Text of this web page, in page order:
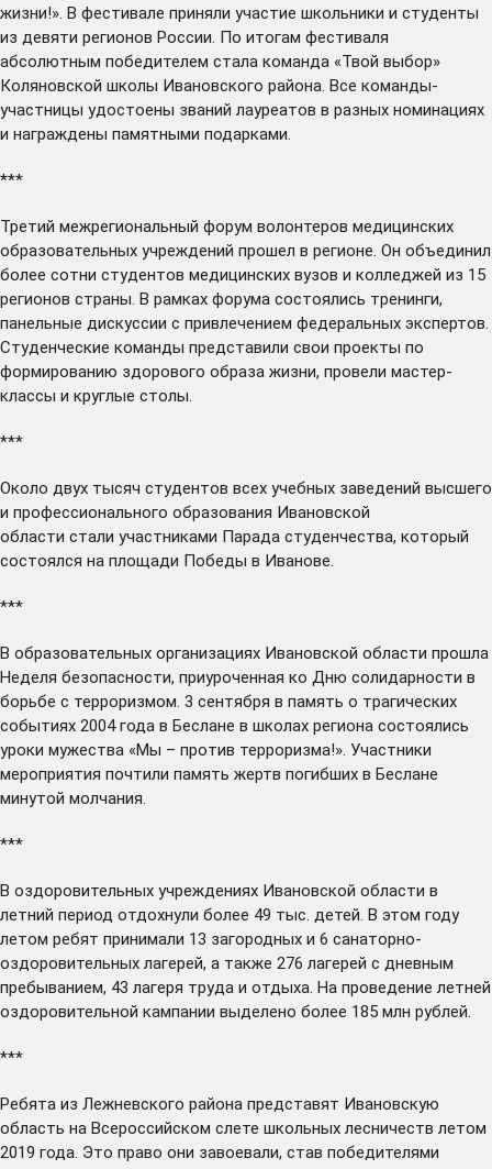
жизни!». В фестивале приняли участие школьники и студенты
из девяти регионов России. По итогам фестиваля
абсолютным победителем стала команда «Твой выбор»
Коляновской школы Ивановского района. Все команды-
участницы удостоены званий лауреатов в разных номинациях
и награждены памятными подарками.
***
Третий межрегиональный форум волонтеров медицинских
образовательных учреждений прошел в регионе. Он объединил
более сотни студентов медицинских вузов и колледжей из 15
регионов страны. В рамках форума состоялись тренинги,
панельные дискуссии с привлечением федеральных экспертов.
Студенческие команды представили свои проекты по
формированию здорового образа жизни, провели мастер-
классы и круглые столы.
***
Около двух тысяч студентов всех учебных заведений высшего
и профессионального образования Ивановской
области стали участниками Парада студенчества, который
состоялся на площади Победы в Иванове.
***
В образовательных организациях Ивановской области прошла
Неделя безопасности, приуроченная ко Дню солидарности в
борьбе с терроризмом. 3 сентября в память о трагических
событиях 2004 года в Беслане в школах региона состоялись
уроки мужества «Мы – против терроризма!». Участники
мероприятия почтили память жертв погибших в Беслане
минутой молчания.
***
В оздоровительных учреждениях Ивановской области в
летний период отдохнули более 49 тыс. детей. В этом году
летом ребят принимали 13 загородных и 6 санаторно-
оздоровительных лагерей, а также 276 лагерей с дневным
пребыванием, 43 лагеря труда и отдыха. На проведение летней
оздоровительной кампании выделено более 185 млн рублей.
***
Ребята из Лежневского района представят Ивановскую
область на Всероссийском слете школьных лесничеств летом
2019 года. Это право они завоевали, став победителями